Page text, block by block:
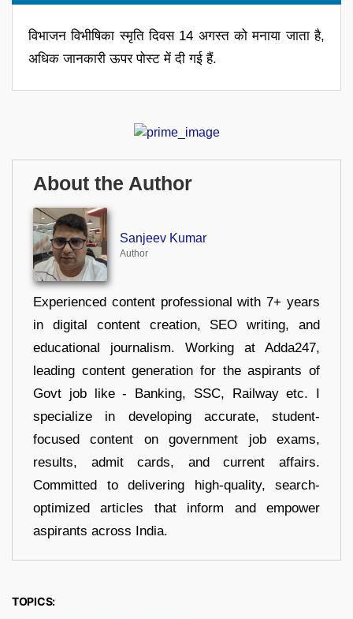
विभाजन विभीषिका स्मृति दिवस 14 अगस्त को मनाया जाता है,
अधिक जानकारी ऊपर पोस्ट में दी गई हैं.
About the Author
Sanjeev Kumar
Author
Experienced content professional with 7+ years
in digital content creation, SEO writing, and
educational journalism. Working at Adda247,
leading content generation for the aspirants of
Govt job like - Banking, SSC, Railway etc. I
specialize in developing accurate, student-
focused content on government job exams,
results, admit cards, and current affairs.
Committed to delivering high-quality, search-
optimized articles that inform and empower
aspirants across India.
TOPICS: